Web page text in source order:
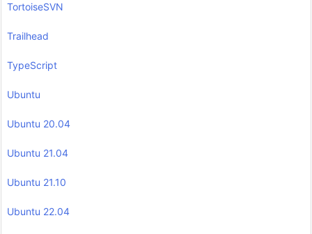
TortoiseSVN
Trailhead
TypeScript
Ubuntu
Ubuntu 20.04
Ubuntu 21.04
Ubuntu 21.10
Ubuntu 22.04